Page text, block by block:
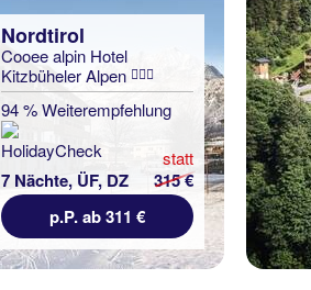
Nordtirol
Cooee alpin Hotel
Kitzbüheler Alpen
94 % Weiterempfehlung
7 Nächte, ÜF, DZ
statt
315 €
p.P. ab 311 €